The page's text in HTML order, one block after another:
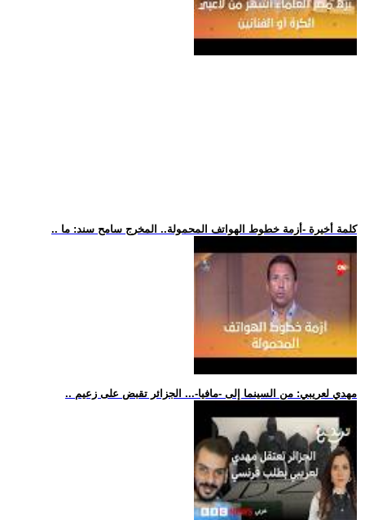
.. كلمة أخيرة -أزمة خطوط الهواتف المحمولة.. المخرج سامح سند: ما
.. مهدي لعريبي: من السينما إلى -مافيا-... الجزائر تقبض على زعيم